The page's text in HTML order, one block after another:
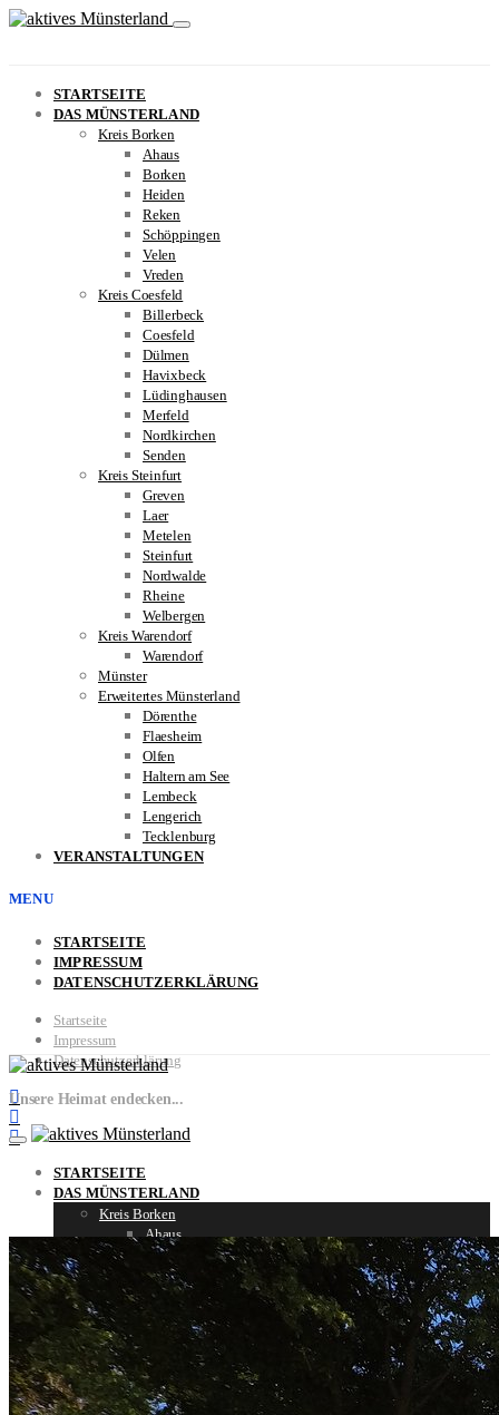
STARTSEITE
DAS MÜNSTERLAND
Kreis Borken
Ahaus
Borken
Heiden
Reken
Schöppingen
Velen
Vreden
Kreis Coesfeld
Billerbeck
Coesfeld
Dülmen
Havixbeck
Lüdinghausen
Merfeld
Nordkirchen
Senden
Kreis Steinfurt
Greven
Laer
Metelen
Steinfurt
Nordwalde
Rheine
Welbergen
Kreis Warendorf
Warendorf
Münster
Erweitertes Münsterland
Dörenthe
Flaesheim
Olfen
Haltern am See
Lembeck
Lengerich
Tecklenburg
VERANSTALTUNGEN
MENU
STARTSEITE
IMPRESSUM
DATENSCHUTZERKLÄRUNG
Startseite
Impressum
Datenschutzerklärung
Unsere Heimat endecken...
STARTSEITE
DAS MÜNSTERLAND
Kreis Borken
Ahaus
Borken
Heiden
Reken
Vreden
Kreis Coesfeld
Billerbeck